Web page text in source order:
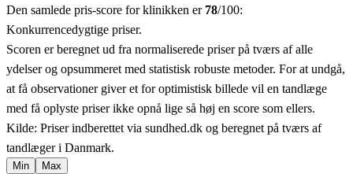
Den samlede pris-score for klinikken er 78/100:
Konkurrencedygtige priser.
Scoren er beregnet ud fra normaliserede priser på tværs af alle
ydelser og opsummeret med statistisk robuste metoder. For at undgå,
at få observationer giver et for optimistisk billede vil en tandlæge
med få oplyste priser ikke opnå lige så høj en score som ellers.
Kilde: Priser indberettet via sundhed.dk og beregnet på tværs af
tandlæger i Danmark.
Min Max